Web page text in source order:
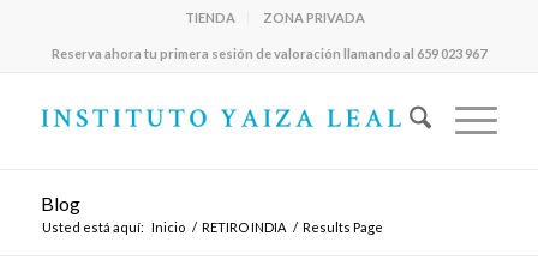
TIENDA ZONA PRIVADA
Reserva ahora tu primera sesión de valoración llamando al 659 023 967
Blog
Usted está aquí: Inicio / RETIRO INDIA / Results Page